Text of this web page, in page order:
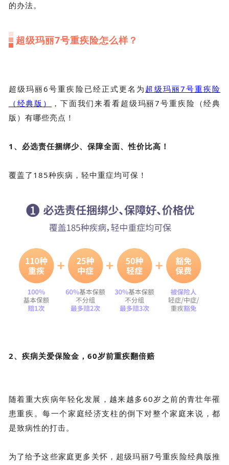
的办法。
超级玛丽7号重疾险怎么样？
超级玛丽6号重疾险已经正式更名为 超级玛丽7号重疾险
（经典版）
，下面我们来看看超级玛丽7号重疾险（经典
版）有哪些亮点！
1、必选责任捆绑少、保障全面、性价比高！
覆盖了185种疾病，轻中重症均可保！
2、疾病关爱保险金，60岁前重疾翻倍赔
随着重大疾病年轻化发展，越来越多60岁之前的青壮年罹
患重疾。每一个家庭经济支柱的倒下对整个家庭来说，都
是致病性的打击。
为了给予这些家庭更多关怀，超级玛丽7号重疾险经典版推